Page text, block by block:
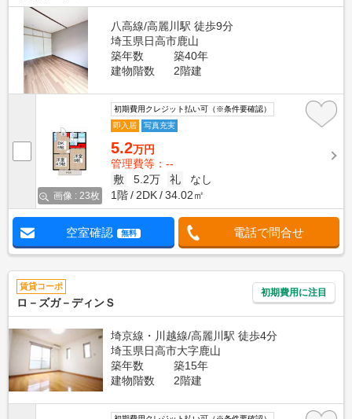
八高線/高麗川駅 徒歩9分
埼玉県日高市鹿山
築年数
築40年
建物階数
2階建
画像 : 23枚
初期費用クレジット払い可（※条件要確認）
即入居
写真充実
5.2万円
管理費等：--
敷
5.2万 礼
なし
1階
2DK 34.02㎡
空室確認 無料 電話で問合せ
賃貸コーポ
ロ－ズガ－ディンＳ
初期費用に注目
埼京線・川越線/高麗川駅 徒歩4分
埼玉県日高市大字鹿山
築年数
築15年
建物階数
2階建